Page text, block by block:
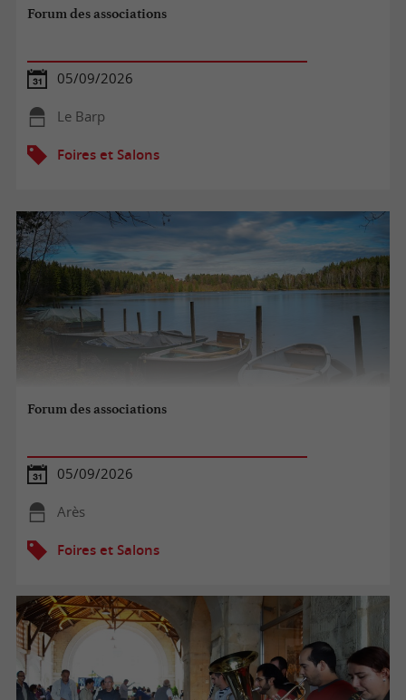
Forum des associations
05/09/2026
Le Barp
Foires et Salons
Forum des associations
05/09/2026
Arès
Foires et Salons